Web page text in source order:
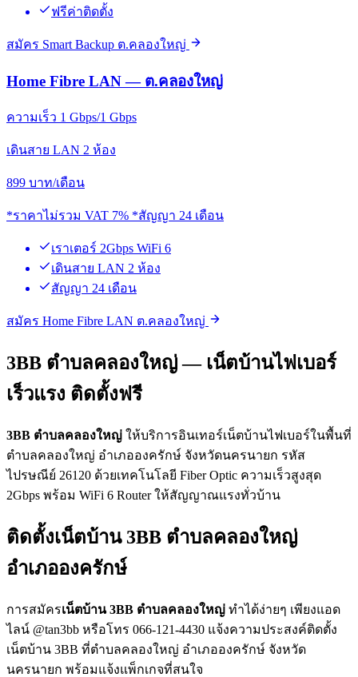
ฟรีค่าติดตั้ง
สมัคร Smart Backup ต.คลองใหญ่
Home Fibre LAN — ต.คลองใหญ่
ความเร็ว 1 Gbps/1 Gbps
เดินสาย LAN 2 ห้อง
899 บาท/เดือน
*ราคาไม่รวม VAT 7% *สัญญา 24 เดือน
เราเตอร์ 2Gbps WiFi 6
เดินสาย LAN 2 ห้อง
สัญญา 24 เดือน
สมัคร Home Fibre LAN ต.คลองใหญ่
3BB ตำบลคลองใหญ่ — เน็ตบ้านไฟเบอร์
เร็วแรง ติดตั้งฟรี
3BB ตำบลคลองใหญ่ ให้บริการอินเทอร์เน็ตบ้านไฟเบอร์ในพื้นที่
ตำบลคลองใหญ่ อำเภอองครักษ์ จังหวัดนครนายก รหัส
ไปรษณีย์ 26120 ด้วยเทคโนโลยี Fiber Optic ความเร็วสูงสุด
2Gbps พร้อม WiFi 6 Router ให้สัญญาณแรงทั่วบ้าน
ติดตั้งเน็ตบ้าน 3BB ตำบลคลองใหญ่
อำเภอองครักษ์
การสมัครเน็ตบ้าน 3BB ตำบลคลองใหญ่ ทำได้ง่ายๆ เพียงแอด
ไลน์ @tan3bb หรือโทร 066-121-4430 แจ้งความประสงค์ติดตั้ง
เน็ตบ้าน 3BB ที่ตำบลคลองใหญ่ อำเภอองครักษ์ จังหวัด
นครนายก พร้อมแจ้งแพ็กเกจที่สนใจ